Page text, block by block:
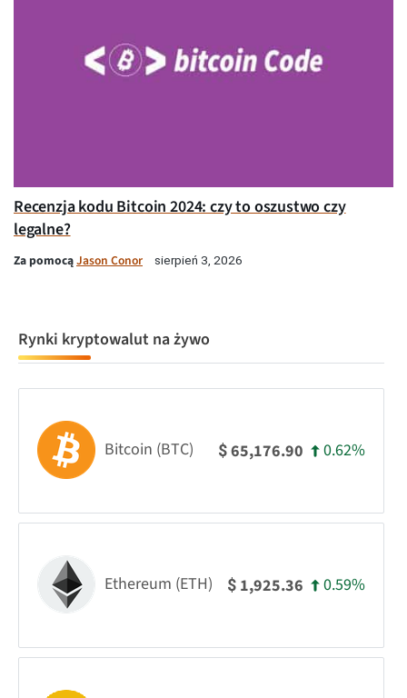
Recenzja kodu Bitcoin 2024: czy to oszustwo czy
legalne?
Za pomocąJason Conor sierpień 3, 2026
Rynki kryptowalut na żywo
Bitcoin (BTC) $65,176.90 0.62%
Ethereum (ETH) $ 1,925.36 0.59%